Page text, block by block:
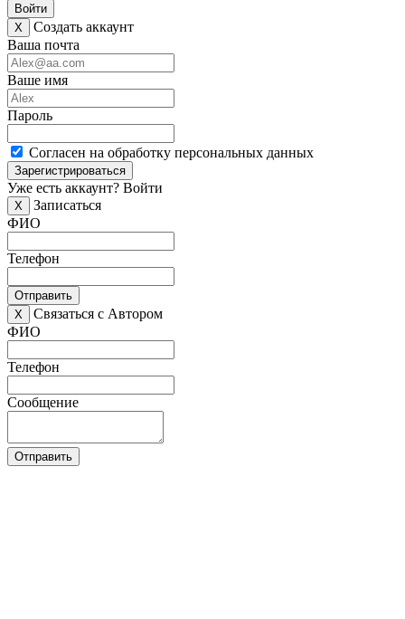
Войти
X
Создать аккаунт
Ваша почта
Ваше имя
Пароль
Согласен на обработку персональных данных
Зарегистрироваться
Уже есть аккаунт? Войти
X
Записаться
ФИО
Телефон
Отправить
X
Связаться с Автором
ФИО
Телефон
Сообщение
Отправить